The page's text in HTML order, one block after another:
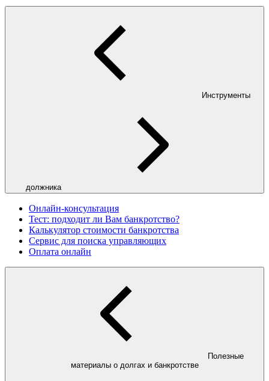
Инструменты
должника
Онлайн-консультация
Тест: подходит ли Вам банкротство?
Калькулятор стоимости банкротства
Сервис для поиска управляющих
Оплата онлайн
Полезные
материалы о долгах и банкротстве